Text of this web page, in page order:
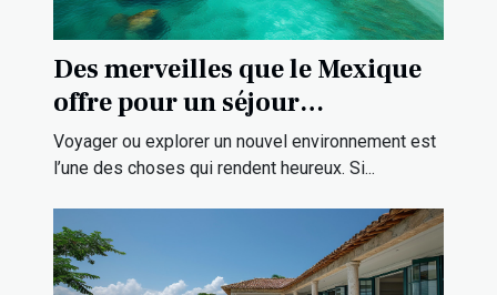
Des merveilles que le Mexique
offre pour un séjour
exceptionnel ?
Voyager ou explorer un nouvel environnement est
l’une des choses qui rendent heureux. Si...